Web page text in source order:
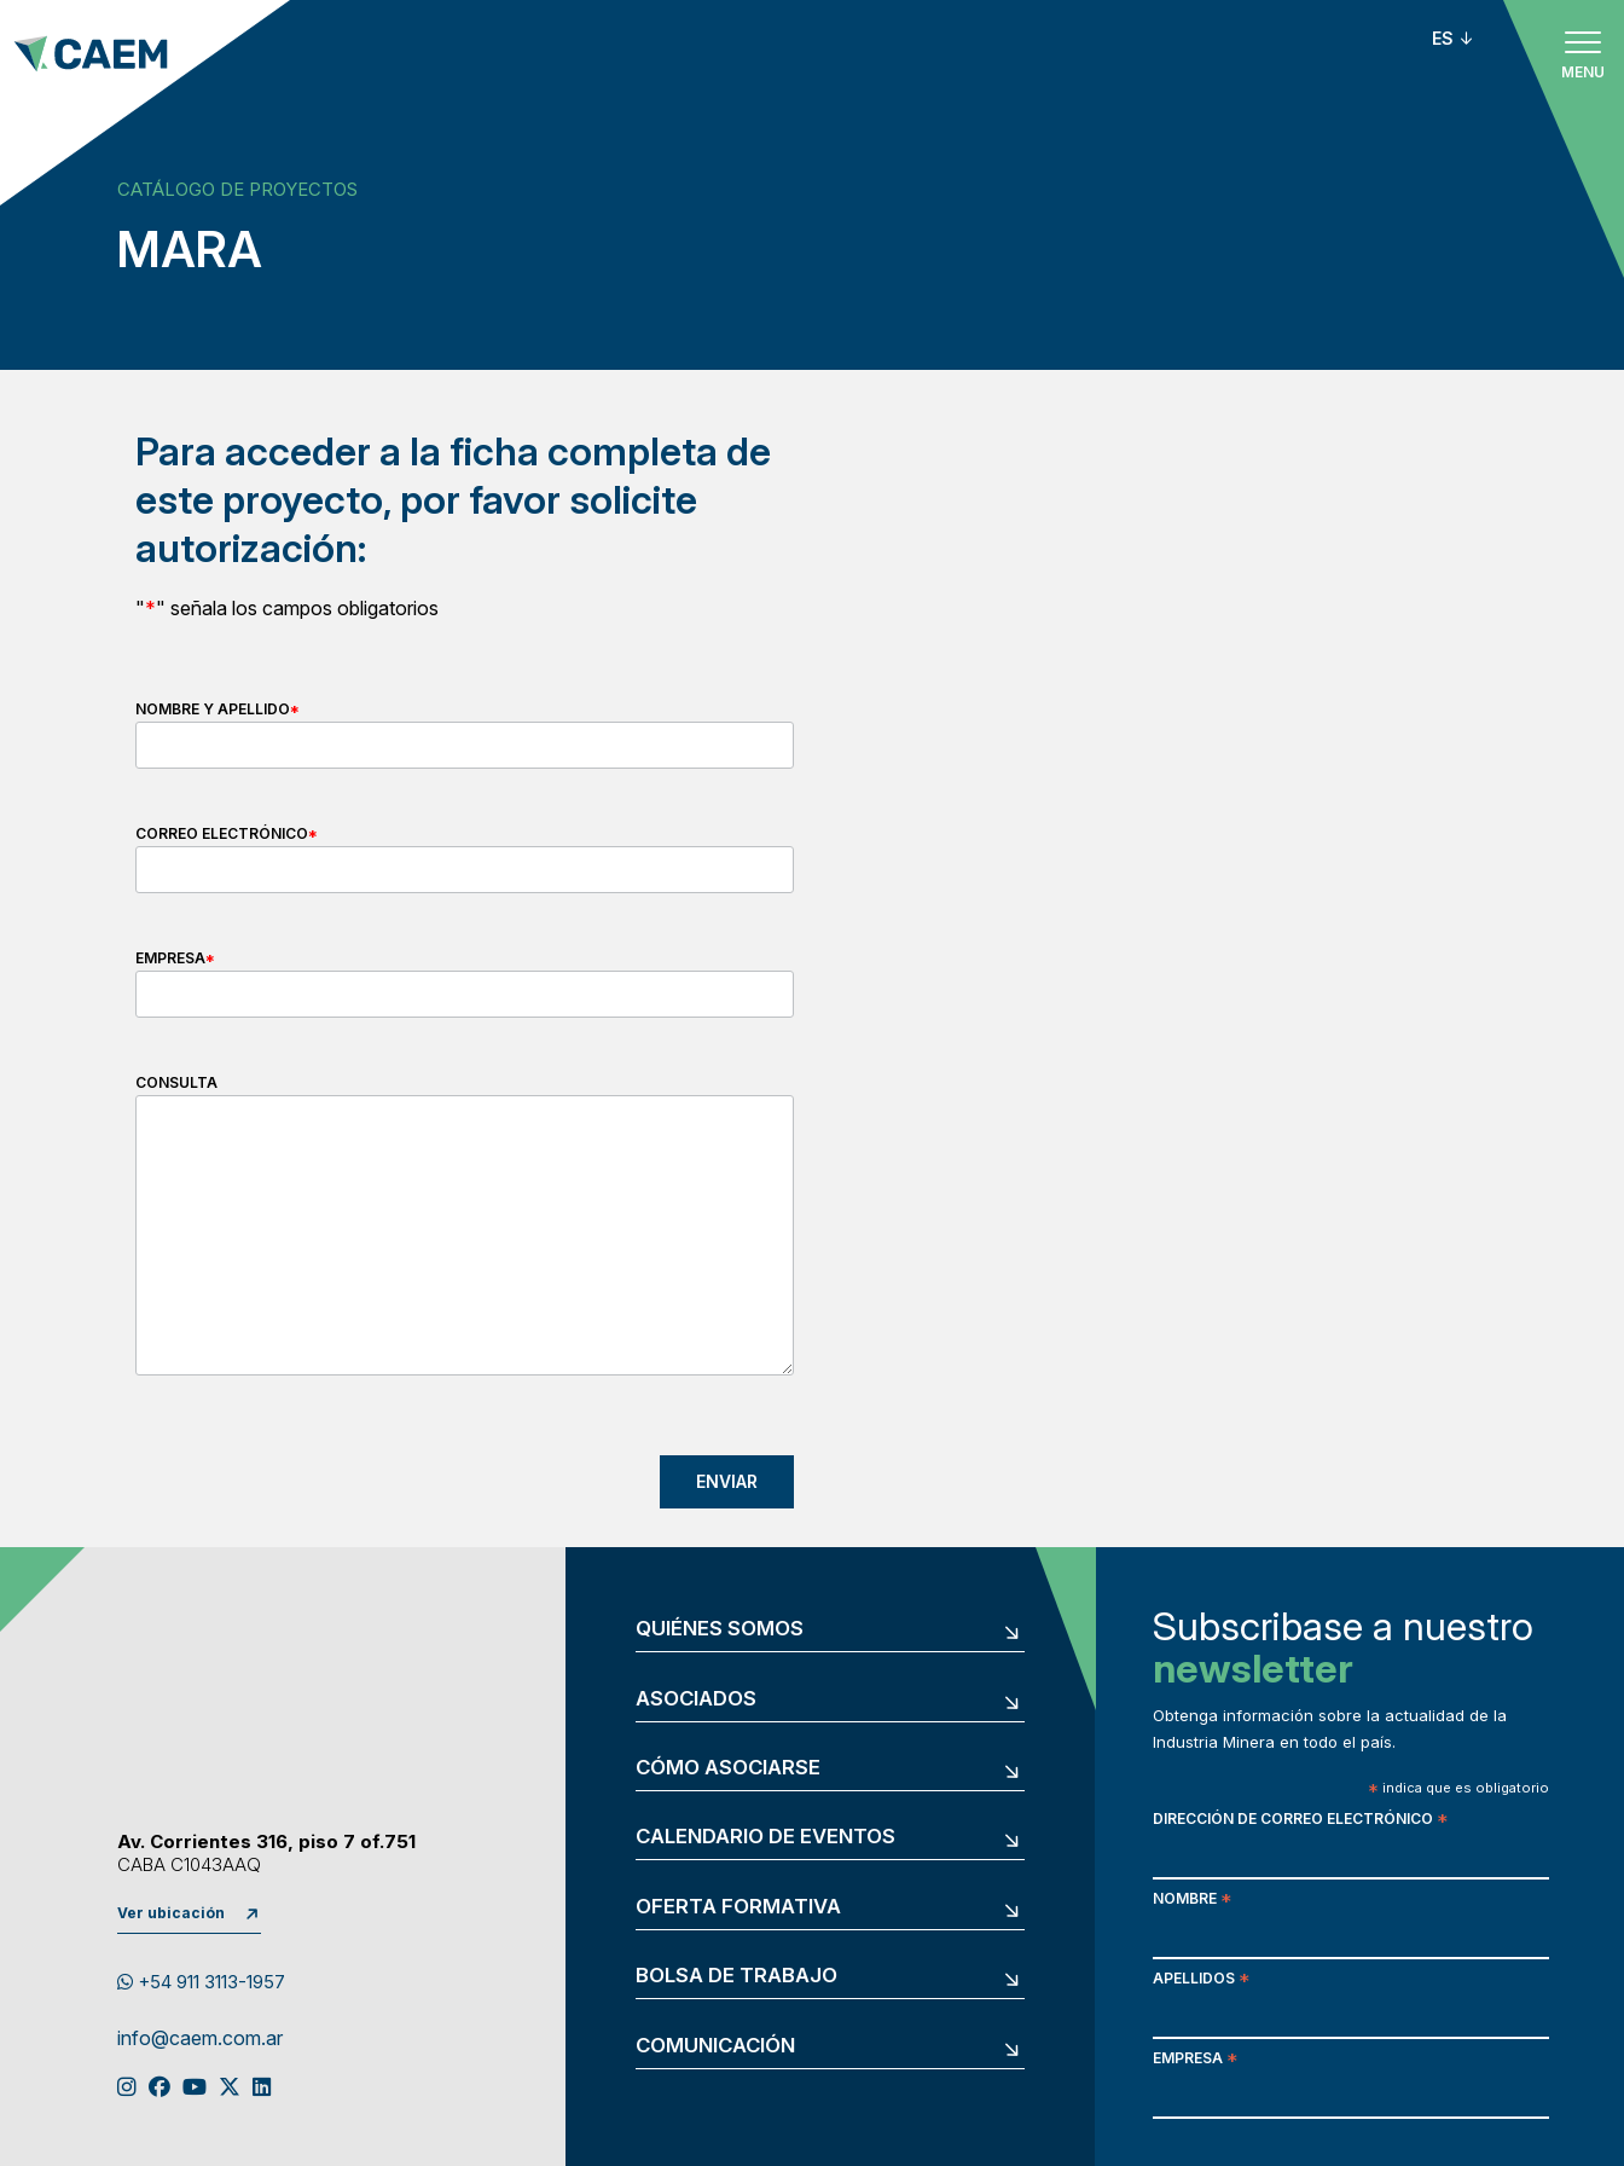
MENU
ES
CATÁLOGO DE PROYECTOS
MARA
Para acceder a la ficha completa de
este proyecto, por favor solicite
autorización:
"*" señala los campos obligatorios
NOMBRE Y APELLIDO*
CORREO ELECTRÓNICO*
EMPRESA*
CONSULTA
Av. Corrientes 316, piso 7 of.751
CABA C1043AAQ
Ver ubicación
+54 911 3113-1957
info@caem.com.ar
QUIÉNES SOMOS
ASOCIADOS
CÓMO ASOCIARSE
CALENDARIO DE EVENTOS
OFERTA FORMATIVA
BOLSA DE TRABAJO
COMUNICACIÓN
Subscribase a nuestro
newsletter
Obtenga información sobre la actualidad de la
Industria Minera en todo el país.
* indica que es obligatorio
DIRECCIÓN DE CORREO ELECTRÓNICO *
NOMBRE *
APELLIDOS *
EMPRESA *